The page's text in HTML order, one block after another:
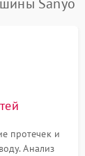
протечек и
Анализ